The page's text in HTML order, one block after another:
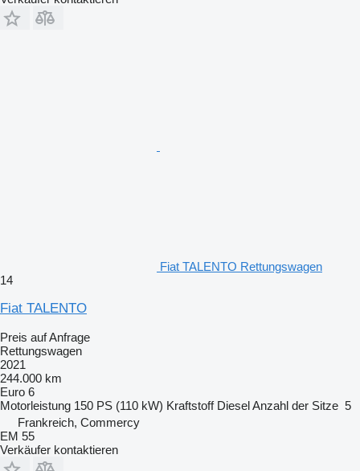
Fiat TALENTO Rettungswagen
14
Fiat TALENTO
Preis auf Anfrage
Rettungswagen
2021
244.000 km
Euro 6
Motorleistung 150 PS (110 kW) Kraftstoff DieselAnzahl der Sitze 5
Frankreich, Commercy
EM 55
Verkäufer kontaktieren